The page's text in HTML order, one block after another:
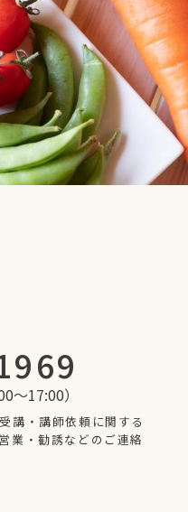
〜17:00）
講・講師依頼に関する
業・勧誘などのご連絡